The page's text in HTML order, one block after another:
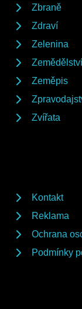
Zbraně
Zdraví
Zelenina
Zemědělství
Zeměpis
Zvířata
Kontakt
Reklama
Ochrana
Podmínky